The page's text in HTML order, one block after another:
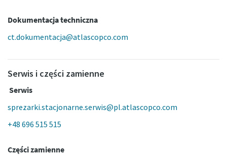
Dokumentacja techniczna
ct.dokumentacja@atlascopco.com
Serwis i części zamienne
Serwis
sprezarki.stacjonarne.serwis@pl.atlascopco.com
+48 696 515 515
Części zamienne